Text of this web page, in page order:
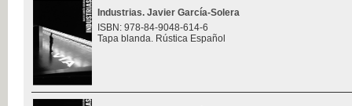
Industrias. Javier García-Solera
ISBN: 978-84-9048-614-6
Tapa blanda. Rústica Español